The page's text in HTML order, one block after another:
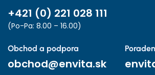
+421 (0) 221 028 111
(Po-Pa: 8.00 – 16.00)
Obchod a podpora
obchod@envita.sk